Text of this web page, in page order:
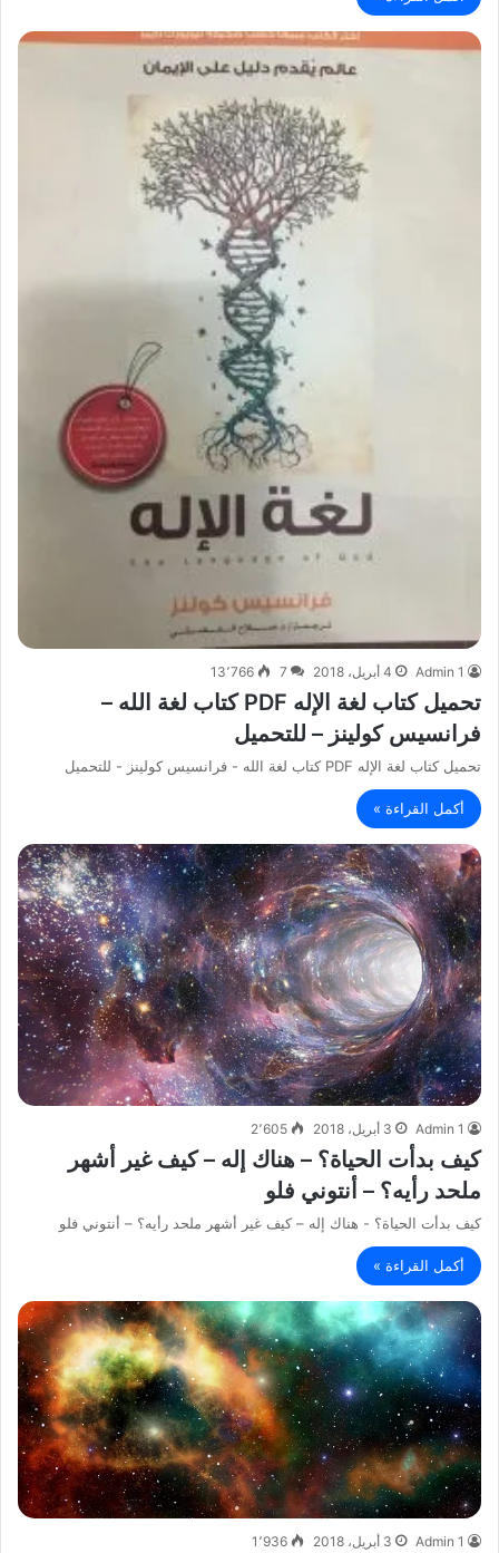
Admin 1 4 أبريل، 2018 7 13٬766
تحميل كتاب لغة الإله PDF كتاب لغة الله –
فرانسيس كولينز – للتحميل
تحميل كتاب لغة الإله PDF كتاب لغة الله - فرانسيس كولينز - للتحميل
أكمل القراءة »
Admin 1 3 أبريل، 2018 2٬605
كيف بدأت الحياة؟ – هناك إله – كيف غير أشهر
ملحد رأيه؟ – أنتوني فلو
كيف بدأت الحياة؟ - هناك إله – كيف غير أشهر ملحد رأيه؟ – أنتوني فلو
أكمل القراءة »
Admin 1 3 أبريل، 2018 1٬936